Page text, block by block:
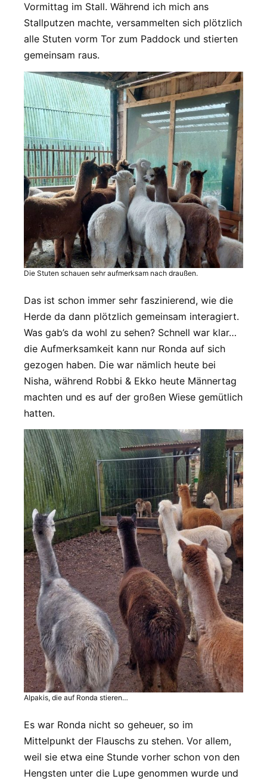
Vormittag im Stall. Während ich mich ans
Stallputzen machte, versammelten sich plötzlich
alle Stuten vorm Tor zum Paddock und stierten
gemeinsam raus.
Die Stuten schauen sehr aufmerksam nach draußen.
Das ist schon immer sehr faszinierend, wie die
Herde da dann plötzlich gemeinsam interagiert.
Was gab’s da wohl zu sehen? Schnell war klar…
die Aufmerksamkeit kann nur Ronda auf sich
gezogen haben. Die war nämlich heute bei
Nisha, während Robbi & Ekko heute Männertag
machten und es auf der großen Wiese gemütlich
hatten.
Alpakis, die auf Ronda stieren…
Es war Ronda nicht so geheuer, so im
Mittelpunkt der Flauschs zu stehen. Vor allem,
weil sie etwa eine Stunde vorher schon von den
Hengsten unter die Lupe genommen wurde und